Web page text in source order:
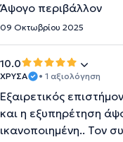
Άψογο περιβάλλον
09 Οκτωβρίου 2025
10.0
ΧΡΥΣΑ • 1 αξιολόγηση
Εξαιρετικός
και η εξυπηρέτηση
ικανοποιημένη.. Τον